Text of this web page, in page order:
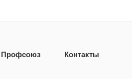
Профсоюз Контакты